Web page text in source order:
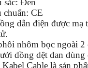
sắc: Đen
chuẩn: CE
dẫn điện được mạ
nhôm bọc ngoài 2
đồng dệt đan dùng
Cable là sản